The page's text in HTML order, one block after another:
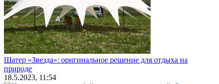
Шатер «Звезда»: оригинальное решение для отдыха на
природе
18.5.2023, 11:54